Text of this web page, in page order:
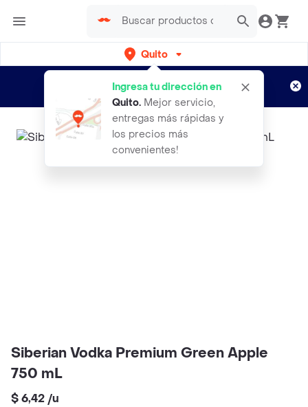
Quito
Ingresa tu dirección en
Quito. Mejor servicio,
entregas más rápidas y
los precios más
convenientes!
envíos gratis por semanas
Aplican TyC
Siberian Vodka Premium Green Apple
750 mL
$ 6,42 /u